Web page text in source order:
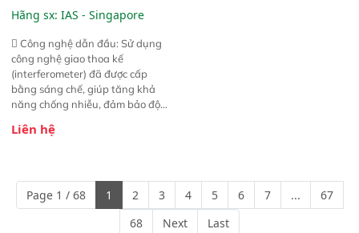
(Vista-R FT-NIR Analyzer)
Hãng sx: IAS - Singapore
 Công nghệ dẫn đầu: Sử dụng
công nghệ giao thoa kế
(interferometer) đã được cấp
bằng sáng chế, giúp tăng khả
năng chống nhiễu, đảm bảo độ
Phạm vi ứng dụng rộng: Đáp ứng
ngành công nghiệp khác nhau. 
Độ nhạy cao: Trang bị đầu dò
InGaAs độ nhạy cao, cung cấp
phản hồi phổ tuyến tính đầy đủ,
Liên hệ
Page 1 / 68 1 2 3 4 5 6 7 ...
67
68
Next Last